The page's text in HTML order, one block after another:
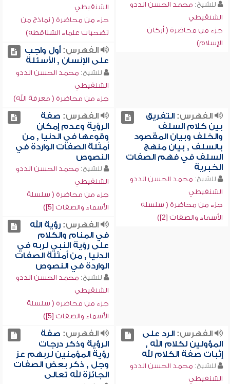
للشيخ: محمد الحسن الددو
الشنقيطي
جزء من محاضرة ( أركان
الإسلام)
الشنقيطي
جزء من محاضرة ( نماذج من
تضحيات علماء الشناقطة)
الفهرس:أول واجب
على الإنسان , الأسئلة
للشيخ: محمد الحسن الددو
الشنقيطي
جزء من محاضرة ( معرفة الله)
الفهرس:التفريق
بين كلام السلف
والخلف وبيان المقصود
بالسلف , بيان منهج
السلف في فهم الصفات
الخبرية
للشيخ: محمد الحسن الددو
الشنقيطي
جزء من محاضرة ( سلسلة
الأسماء والصفات [2])
الفهرس: صفة
الرؤية وعدم إمكان
وقوعها في الدنيا , من
أمثلة الصفات الواردة في
النصوص
للشيخ: محمد الحسن الددو
الشنقيطي
جزء من محاضرة ( سلسلة
الأسماء والصفات [5])
الفهرس:رؤية الله
في المنام والكلام
على رؤية النبي لربه في
الدنيا , من أمثلة الصفات
الواردة في النصوص
للشيخ: محمد الحسن الددو
الشنقيطي
جزء من محاضرة ( سلسلة
الأسماء والصفات [5])
الفهرس:الرد على
المؤولين لكلام الله ,
إثبات صفة الكلام لله
للشيخ: محمد الحسن الددو
الشنقيطي
الفهرس: صفة
الرؤية وذكر درجات
رؤية المؤمنين لربهم عز
وجل , ذكر بعض الصفات
الجائزة لله تعالى